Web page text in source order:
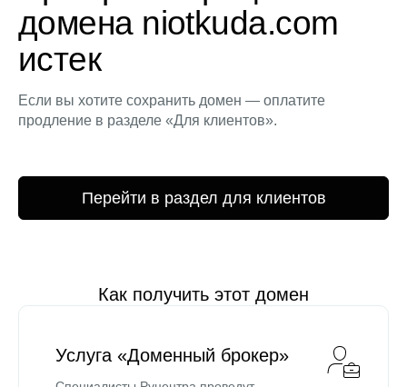
домена niotkuda.com
истек
Если вы хотите сохранить домен — оплатите
продление в разделе «Для клиентов».
Перейти в раздел для клиентов
Как получить этот домен
Услуга «Доменный брокер»